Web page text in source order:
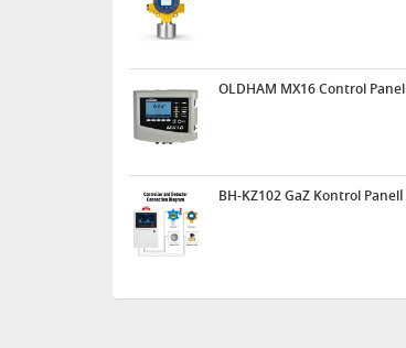
OLDHAM MX16 Control Panel
BH-KZ102 GaZ Kontrol Panelİ